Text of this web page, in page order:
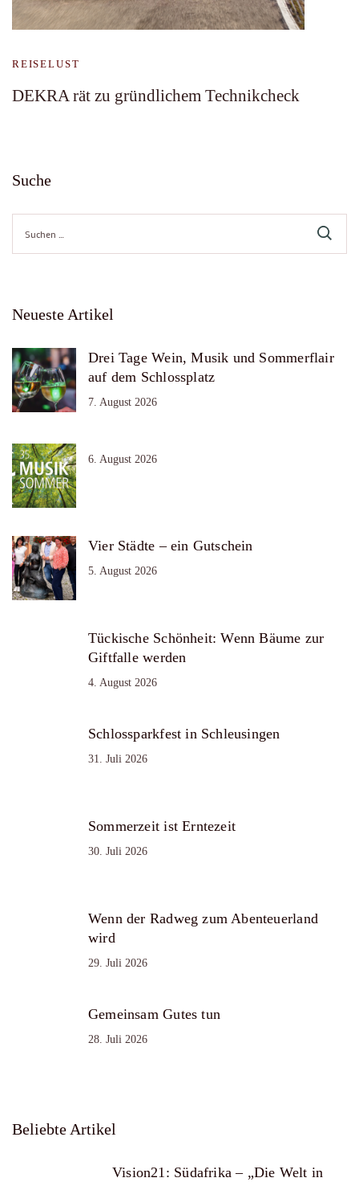
REISELUST
DEKRA rät zu gründlichem Technikcheck
Suche
nach:
Neueste Artikel
Drei Tage Wein, Musik und Sommerflair
auf dem Schlossplatz
7. August 2026
6. August 2026
Vier Städte – ein Gutschein
5. August 2026
Tückische Schönheit: Wenn Bäume zur
Giftfalle werden
4. August 2026
Schlossparkfest in Schleusingen
31. Juli 2026
Sommerzeit ist Erntezeit
30. Juli 2026
Wenn der Radweg zum Abenteuerland
wird
29. Juli 2026
Gemeinsam Gutes tun
28. Juli 2026
Beliebte Artikel
Vision21: Südafrika – „Die Welt in